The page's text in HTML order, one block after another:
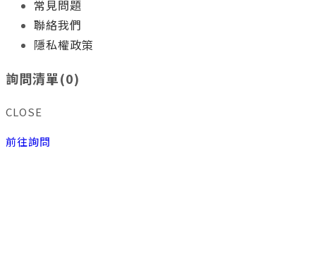
常見問題
聯絡我們
隱私權政策
詢問清單(0)
CLOSE
前往詢問